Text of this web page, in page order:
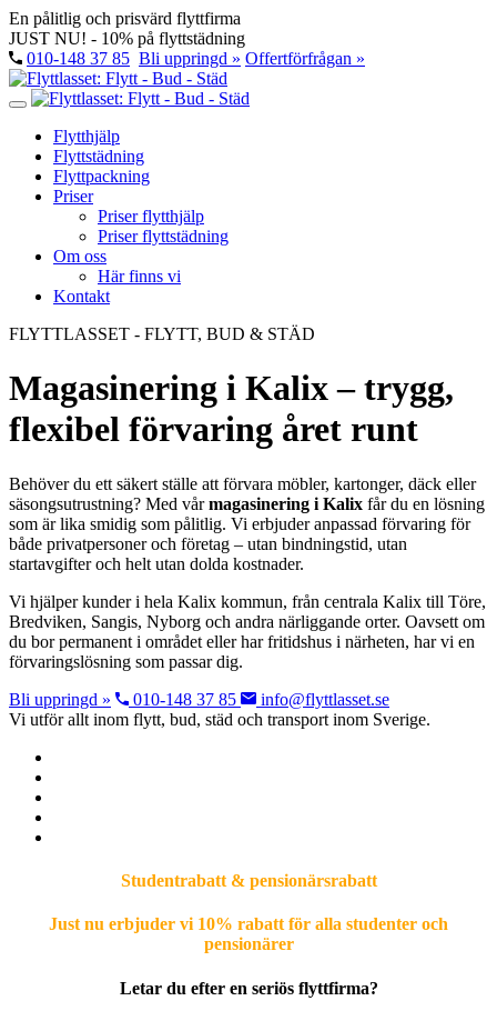
En pålitlig och prisvärd flyttfirma
JUST NU! - 10% på flyttstädning
010-148 37 85 Bli uppringd » Offertförfrågan »
Flytthjälp
Flyttstädning
Flyttpackning
Priser
Priser flytthjälp
Priser flyttstädning
Om oss
Här finns vi
Kontakt
FLYTTLASSET - FLYTT, BUD & STÄD
Magasinering i Kalix – trygg,
flexibel förvaring året runt
Behöver du ett säkert ställe att förvara möbler, kartonger, däck eller
säsongsutrustning? Med vårmagasinering i Kalix får du en lösning
som är lika smidig som pålitlig. Vi erbjuder anpassad förvaring för
både privatpersoner och företag – utan bindningstid, utan
startavgifter och helt utan dolda kostnader.
Vi hjälper kunder i hela Kalix kommun, från centrala Kalix till Töre,
Bredviken, Sangis, Nyborg och andra närliggande orter. Oavsett om
du bor permanent i området eller har fritidshus i närheten, har vi en
förvaringslösning som passar dig.
Bli uppringd »
010-148 37 85
info@flyttlasset.se
Vi utför allt inom flytt, bud, städ och transport inom Sverige.
Studentrabatt & pensionärsrabatt
Just nu erbjuder vi 10% rabatt för alla studenter och
pensionärer
Letar du efter en seriös flyttfirma?